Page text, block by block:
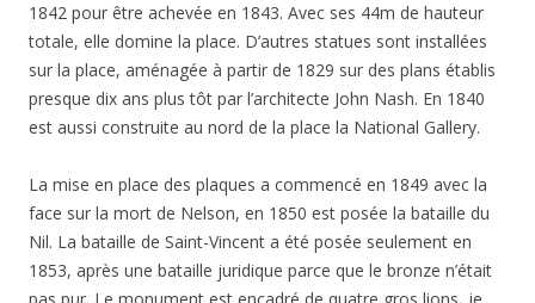
1842 pour être achevée en 1843. Avec ses 44m de hauteur
totale, elle domine la place. D’autres statues sont installées
sur la place, aménagée à partir de 1829 sur des plans établis
presque dix ans plus tôt par l’architecte John Nash. En 1840
est aussi construite au nord de la place la National Gallery.
La mise en place des plaques a commencé en 1849 avec la
face sur la mort de Nelson, en 1850 est posée la bataille du
Nil. La bataille de Saint-Vincent a été posée seulement en
1853, après une bataille juridique parce que le bronze n’était